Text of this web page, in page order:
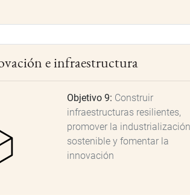
e infraestructura
Objetivo 9: Construir
infraestructuras resilientes,
promover la industrialización
sostenible y fomentar la
innovación